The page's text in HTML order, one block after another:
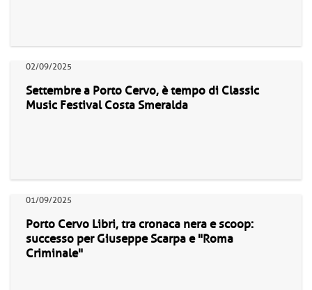
02/09/2025
Settembre a Porto Cervo, è tempo di Classic
Music Festival Costa Smeralda
01/09/2025
Porto Cervo Libri, tra cronaca nera e scoop:
successo per Giuseppe Scarpa e "Roma
Criminale"